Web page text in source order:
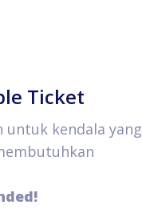
Ticket
untuk kendala yang